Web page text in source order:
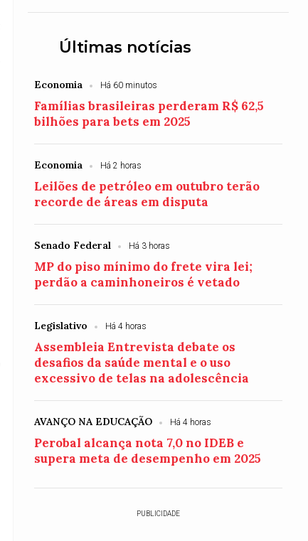
Últimas notícias
Economia Há 60 minutos
Famílias brasileiras perderam R$ 62,5
bilhões para bets em 2025
Economia Há 2 horas
Leilões de petróleo em outubro terão
recorde de áreas em disputa
Senado Federal Há 3 horas
MP do piso mínimo do frete vira lei;
perdão a caminhoneiros é vetado
Legislativo Há 4 horas
Assembleia Entrevista debate os
desafios da saúde mental e o uso
excessivo de telas na adolescência
AVANÇO NA EDUCAÇÃO Há 4 horas
Perobal alcança nota 7,0 no IDEB e
supera meta de desempenho em 2025
PUBLICIDADE